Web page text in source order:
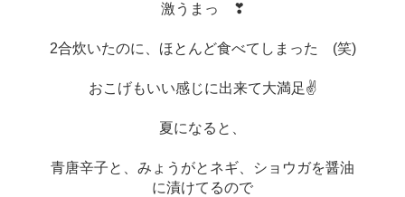
激うまっ　❣
2合炊いたのに、ほとんど食べてしまった　(笑)
おこげもいい感じに出来て大満足✌
夏になると、
青唐辛子と、みょうがとネギ、ショウガを醤油
に漬けてるので